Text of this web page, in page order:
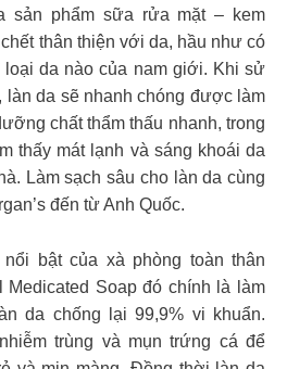
sản phẩm sữa rửa mặt – kem
thân thiện với da, hầu như có
da nào của nam giới. Khi sử
làn da sẽ nhanh chóng được làm
chất thẩm thấu nhanh, trong
thấy mát lạnh và sáng khoái da
Làm sạch sâu cho làn da cùng
đến từ Anh Quốc.
nổi bật của xà phòng toàn thân
Medicated Soap đó chính là làm
da chống lại 99,9% vi khuẩn.
trùng và mụn trứng cá để